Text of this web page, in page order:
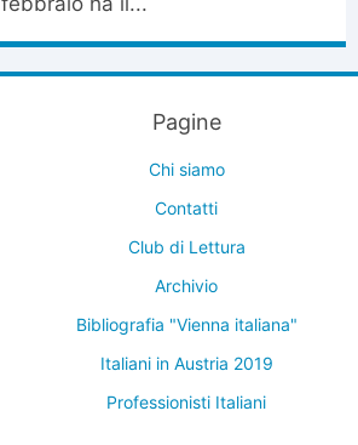
Pagine
Chi siamo
Contatti
Club di Lettura
Archivio
Bibliografia "Vienna italiana"
Italiani in Austria 2019
Professionisti Italiani